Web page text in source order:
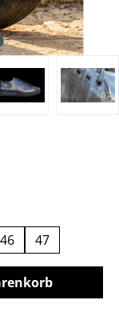
46 47